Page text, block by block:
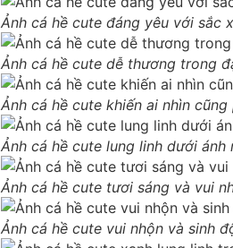
Ảnh cá hề cute đáng yêu với sắc
Ảnh cá hề cute dễ thương trong
Ảnh cá hề cute khiến ai nhìn
Ảnh cá hề cute lung linh dưới ánh
Ảnh cá hề cute tươi sáng và vui
Ảnh cá hề cute vui nhộn và sinh